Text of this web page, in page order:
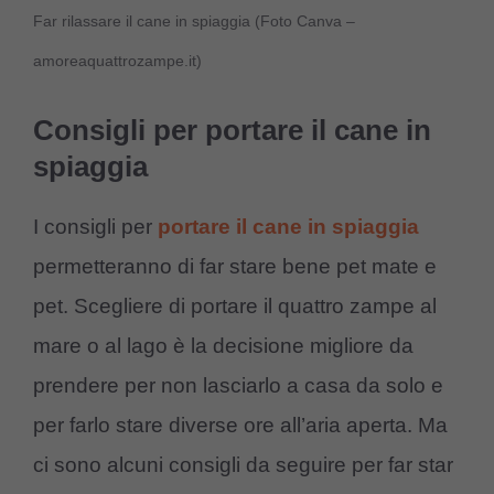
Far rilassare il cane in spiaggia (Foto Canva –
amoreaquattrozampe.it)
Consigli per portare il cane in
spiaggia
I consigli per portare il cane in spiaggia
permetteranno di far stare bene pet mate e
pet. Scegliere di portare il quattro zampe al
mare o al lago è la decisione migliore da
prendere per non lasciarlo a casa da solo e
per farlo stare diverse ore all’aria aperta. Ma
ci sono alcuni consigli da seguire per far star